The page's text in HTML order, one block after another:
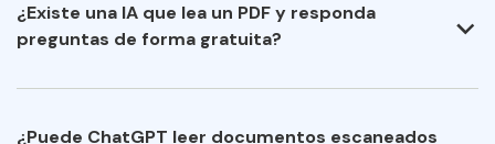
¿Existe una IA que lea un PDF y responda
preguntas de forma gratuita?
¿Puede ChatGPT leer documentos escaneados